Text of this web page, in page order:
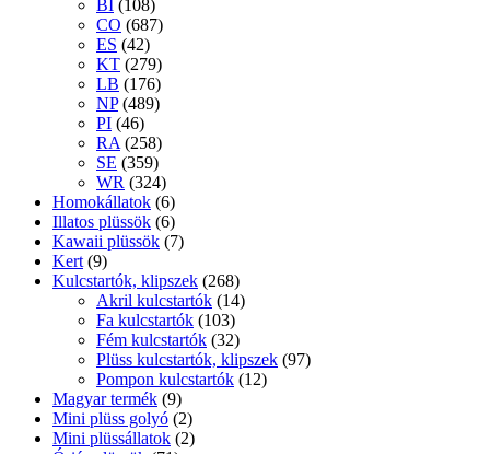
BI (108)
CO (687)
ES (42)
KT (279)
LB (176)
NP (489)
PI (46)
RA (258)
SE (359)
WR (324)
Homokállatok (6)
Illatos plüssök (6)
Kawaii plüssök (7)
Kert (9)
Kulcstartók, klipszek (268)
Akril kulcstartók (14)
Fa kulcstartók (103)
Fém kulcstartók (32)
Plüss kulcstartók, klipszek (97)
Pompon kulcstartók (12)
Magyar termék (9)
Mini plüss golyó (2)
Mini plüssállatok (2)